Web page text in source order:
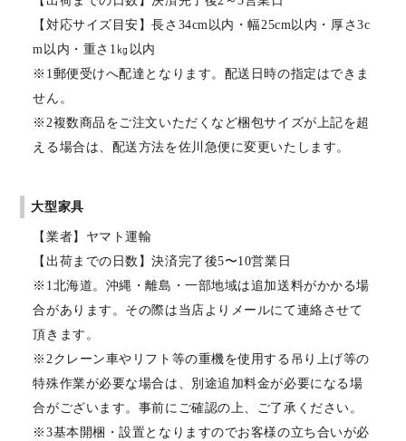
【対応サイズ目安】長さ34cm以内・幅25cm以内・厚さ3c
m以内・重さ1㎏以内
※1郵便受けへ配達となります。配送日時の指定はできま
せん。
※2複数商品をご注文いただくなど梱包サイズが上記を超
える場合は、配送方法を佐川急便に変更いたします。
大型家具
【業者】ヤマト運輸
【出荷までの日数】決済完了後5〜10営業日
※1北海道。沖縄・離島・一部地域は追加送料がかかる場
合があります。その際は当店よりメールにて連絡させて
頂きます。
※2クレーン車やリフト等の重機を使用する吊り上げ等の
特殊作業が必要な場合は、別途追加料金が必要になる場
合がございます。事前にご確認の上、ご了承ください。
※3基本開梱・設置となりますのでお客様の立ち合いが必